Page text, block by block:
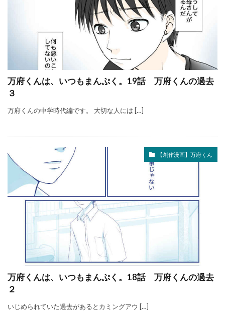
万府くんは、いつもまんぷく。19話 万府くんの過去
３
万府くんの中学時代編です。 大切な人には […]
【創作漫画】万府くん
万府くんは、いつもまんぷく。18話 万府くんの過去
２
いじめられていた過去があるとカミングアウ […]